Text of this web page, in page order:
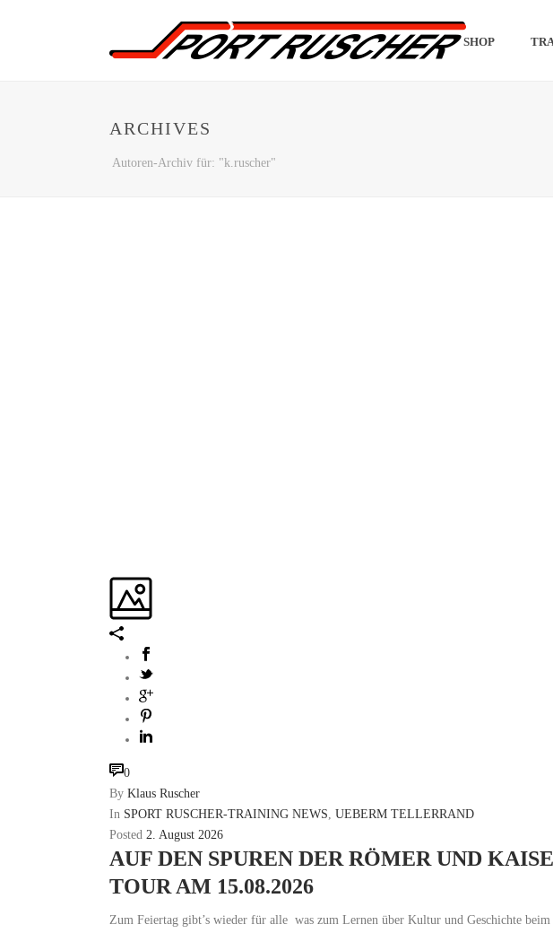
SHOP
ARCHIVES
Autoren-Archiv für: "k.ruscher"
0
By Klaus Ruscher
In SPORT RUSCHER-TRAINING NEWS, UEBERM TELLERRAND
Posted 2. August 2026
AUF DEN SPUREN DER RÖMER UND
TOUR AM 15.08.2026
Zum Feiertag gibt’s wieder für alle was zum Lernen über Kultur und Geschichte